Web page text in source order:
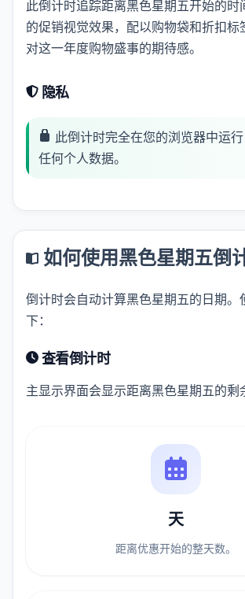
此倒计时追踪距离黑色星期五开始的时
的促销视觉效果，配以购物袋和折扣标
对这一年度购物盛事的期待感。
隐私
此倒计时完全在您的浏览器中运
任何个人数据。
如何使用黑色星期五倒
倒计时会自动计算黑色星期五的日期。
下：
查看倒计时
主显示界面会显示距离黑色星期五的剩
天
距离优惠开始的整天数。